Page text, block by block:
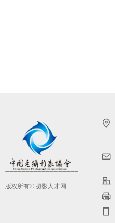
——————————————————
版权所有© 摄影人才网